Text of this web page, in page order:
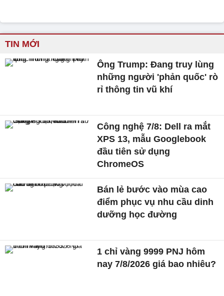
TIN MỚI
Ông Trump: Đang truy lùng
những người 'phản quốc' rò
rỉ thông tin vũ khí
Công nghệ 7/8: Dell ra mắt
XPS 13, mẫu Googlebook
đầu tiên sử dụng
ChromeOS
Bán lẻ bước vào mùa cao
điểm phục vụ nhu cầu dinh
dưỡng học đường
1 chỉ vàng 9999 PNJ hôm
nay 7/8/2026 giá bao nhiêu?